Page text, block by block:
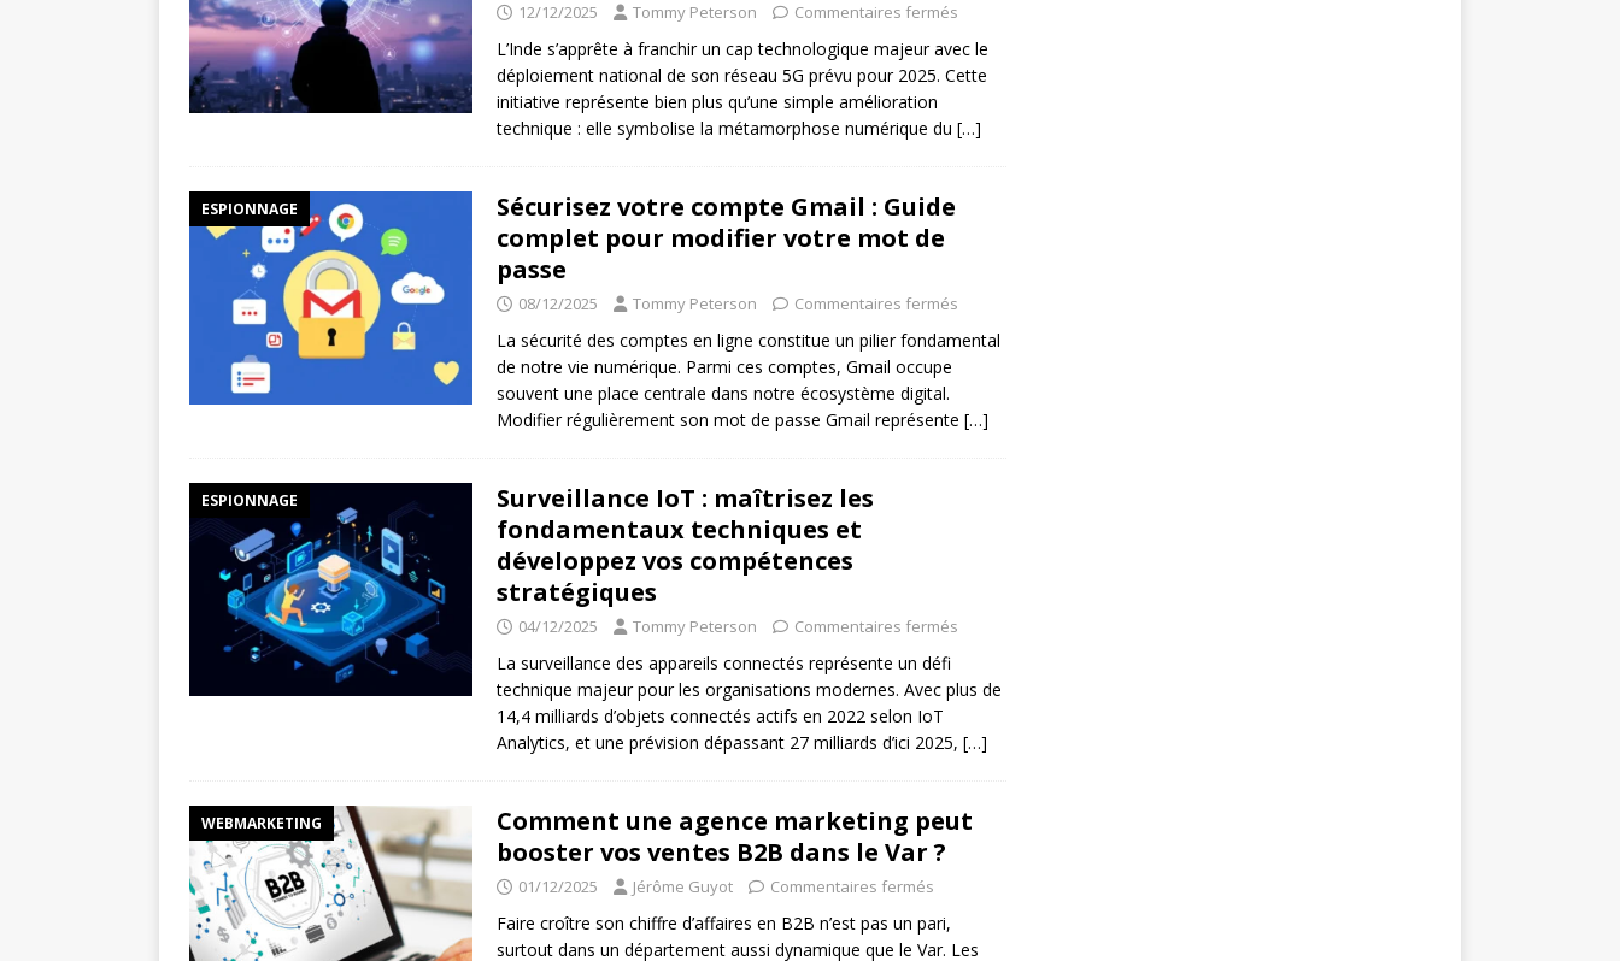
12/12/2025 Tommy Peterson Commentaires fermés
L’Inde s’apprête à franchir un cap technologique majeur avec le
déploiement national de son réseau 5G prévu pour 2025. Cette
initiative représente bien plus qu’une simple amélioration
technique : elle symbolise la métamorphose numérique du […]
ESPIONNAGE
Sécurisez votre compte Gmail : Guide
complet pour modifier votre mot de
passe
08/12/2025 Tommy Peterson Commentaires fermés
La sécurité des comptes en ligne constitue un pilier fondamental
de notre vie numérique. Parmi ces comptes, Gmail occupe
souvent une place centrale dans notre écosystème digital.
Modifier régulièrement son mot de passe Gmail représente […]
ESPIONNAGE
Surveillance IoT : maîtrisez les
fondamentaux techniques et
développez vos compétences
stratégiques
04/12/2025 Tommy Peterson Commentaires fermés
La surveillance des appareils connectés représente un défi
technique majeur pour les organisations modernes. Avec plus de
14,4 milliards d’objets connectés actifs en 2022 selon IoT
Analytics, et une prévision dépassant 27 milliards d’ici 2025, […]
WEBMARKETING
Comment une agence marketing peut
booster vos ventes B2B dans le Var ?
01/12/2025 Jérôme Guyot Commentaires fermés
Faire croître son chiffre d’affaires en B2B n’est pas un pari,
surtout dans un département aussi dynamique que le Var. Les